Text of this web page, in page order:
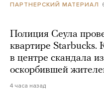
ПАРТНЕРСКИЙ МАТЕРИАЛ
Полиция Сеула
квартире Starbucks.
в центре скандала
оскорбившей
4 часа назад